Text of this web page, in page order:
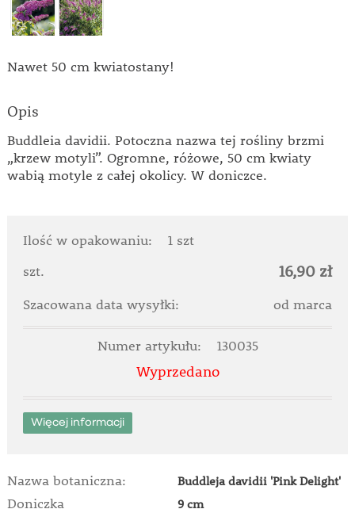
Nawet 50 cm kwiatostany!
Opis
Buddleia davidii. Potoczna nazwa tej rośliny brzmi
„krzew motyli”. Ogromne, różowe, 50 cm kwiaty
wabią motyle z całej okolicy. W doniczce.
Ilość w opakowaniu:
1 szt
szt.
16,90 zł
Szacowana data wysyłki: od marca
Numer artykułu: 130035
Wyprzedano
Więcej informacji
Nazwa botaniczna: Buddleja davidii 'Pink Delight'
Doniczka 9 cm